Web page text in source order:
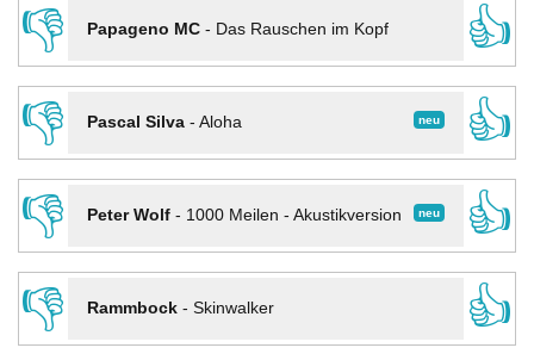
👎
Papageno MC- Das Rauschen im Kopf
👍
👎
neu
Pascal Silva- Aloha
👍
👎
neu
Peter Wolf- 1000 Meilen - Akustikversion
👍
👎
Rammbock- Skinwalker
👍